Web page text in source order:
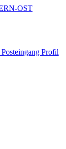
Posteingang Profil